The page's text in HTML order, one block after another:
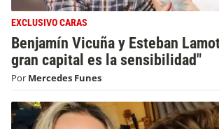
EXCLUSIVO CARAS
Benjamín Vicuña y Esteban
gran capital es la sensibilidad"
Por Mercedes Funes